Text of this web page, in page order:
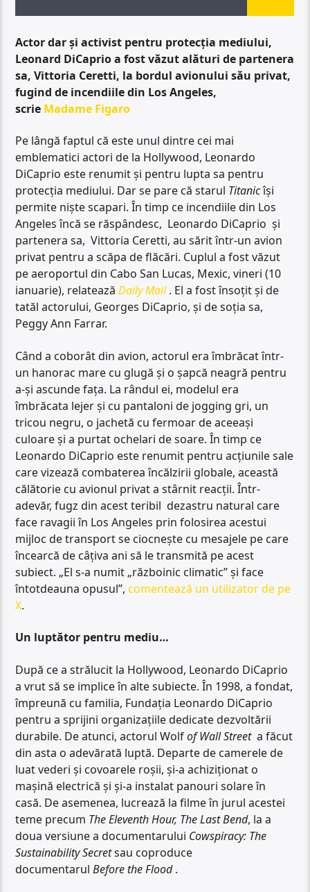
Actor dar și activist pentru protecția mediului,
Leonard DiCaprio a fost văzut alături de partenera
sa, Vittoria Ceretti, la bordul avionului său privat,
fugind de incendiile din Los Angeles,
scrie Madame Figaro
Pe lângă faptul că este unul dintre cei mai
emblematici actori de la Hollywood, Leonardo
DiCaprio este renumit și pentru lupta sa pentru
protecția mediului. Dar se pare că starul Titanicîși
permite niște scapari. În timp ce incendiile din Los
Angeles încă se răspândesc, Leonardo DiCaprio și
partenera sa, Vittoria Ceretti, au sărit într-un avion
privat pentru a scăpa de flăcări. Cuplul a fost văzut
pe aeroportul din Cabo San Lucas, Mexic, vineri (10
ianuarie), relateazăDaily Mail. El a fost însoțit și de
tatăl actorului, Georges DiCaprio, și de soția sa,
Peggy Ann Farrar.
Când a coborât din avion, actorul era îmbrăcat într-
un hanorac mare cu glugă și o șapcă neagră pentru
a-și ascunde fața. La rândul ei, modelul era
îmbrăcata lejer și cu pantaloni de jogging gri, un
tricou negru, o jachetă cu fermoar de aceeași
culoare și a purtat ochelari de soare. În timp ce
Leonardo DiCaprio este renumit pentru acțiunile sale
care vizează combaterea încălzirii globale, această
călătorie cu avionul privat a stârnit reacții. Într-
adevăr, fugz din acest teribil dezastru natural care
face ravagii în Los Angeles prin folosirea acestui
mijloc de transport se ciocnește cu mesajele pe care
încearcă de câțiva ani să le transmită pe acest
subiect. „El s-a numit „războinic climatic” și face
întotdeauna opusul”,comentează un utilizator de pe
X.
Un luptător pentru mediu…
După ce a strălucit la Hollywood, Leonardo DiCaprio
a vrut să se implice în alte subiecte. În 1998, a fondat,
împreună cu familia, Fundația Leonardo DiCaprio
pentru a sprijini organizațiile dedicate dezvoltării
durabile. De atunci, actorul Wolfof Wall Streeta făcut
din asta o adevărată luptă. Departe de camerele de
luat vederi și covoarele roșii, și-a achiziționat o
mașină electrică și și-a instalat panouri solare în
casă. De asemenea, lucrează la filme în jurul acestei
teme precum The Eleventh Hour, The Last Bend, la a
doua versiune a documentarului Cowspiracy: The
Sustainability Secretsau coproduce
documentarulBefore the Flood.